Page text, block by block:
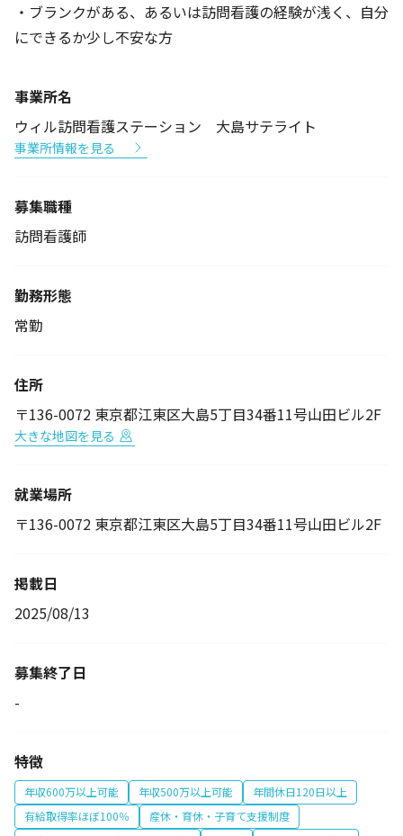
・ブランクがある、あるいは訪問看護の経験が浅く、自分
にできるか少し不安な方
事業所名
ウィル訪問看護ステーション 大島サテライト
事業所情報を見る
募集職種
訪問看護師
勤務形態
常勤
住所
〒136-0072 東京都江東区大島5丁目34番11号山田ビル2F
大きな地図を見る
就業場所
〒136-0072 東京都江東区大島5丁目34番11号山田ビル2F
掲載日
2025/08/13
募集終了日
-
特徴
年収600万以上可能 年収500万以上可能
年間休日120日以上
有給取得率ほぼ100％
産休・育休・子育て支援制度